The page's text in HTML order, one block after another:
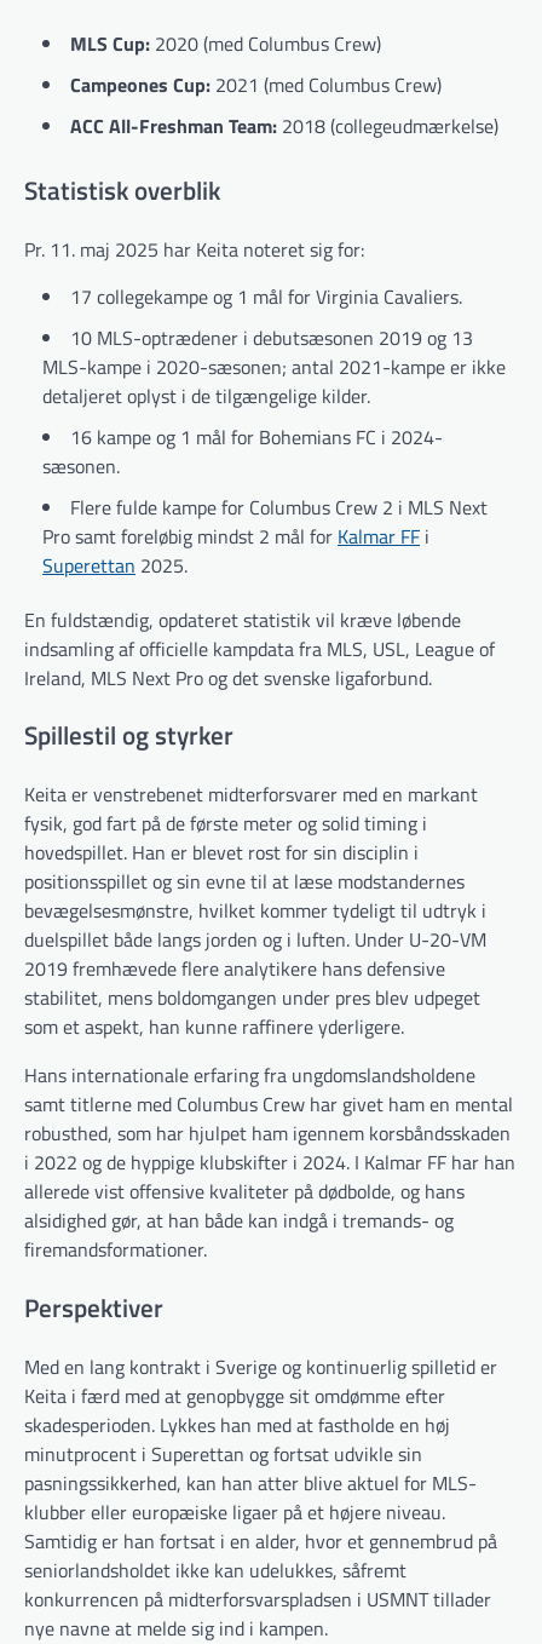
MLS Cup: 2020 (med Columbus Crew)
Campeones Cup: 2021 (med Columbus Crew)
ACC All-Freshman Team: 2018 (collegeudmærkelse)
Statistisk overblik
Pr. 11. maj 2025 har Keita noteret sig for:
17 collegekampe og 1 mål for Virginia Cavaliers.
10 MLS-optrædener i debutsæsonen 2019 og 13
MLS-kampe i 2020-sæsonen; antal 2021-kampe er ikke
detaljeret oplyst i de tilgængelige kilder.
16 kampe og 1 mål for Bohemians FC i 2024-
sæsonen.
Flere fulde kampe for Columbus Crew 2 i MLS Next
Pro samt foreløbig mindst 2 mål for Kalmar FF i
Superettan 2025.
En fuldstændig, opdateret statistik vil kræve løbende
indsamling af officielle kampdata fra MLS, USL, League of
Ireland, MLS Next Pro og det svenske ligaforbund.
Spil­lestil og styrker
Keita er venstrebenet midterforsvarer med en markant
fysik, god fart på de første meter og solid timing i
hovedspillet. Han er blevet rost for sin disciplin i
positionsspillet og sin evne til at læse modstandernes
bevægelsesmønstre, hvilket kommer tydeligt til udtryk i
duelspillet både langs jorden og i luften. Under U-20-VM
2019 fremhævede flere analytikere hans defensive
stabilitet, mens boldomgangen under pres blev udpeget
som et aspekt, han kunne raffinere yderligere.
Hans internationale erfaring fra ungdomslandsholdene
samt titlerne med Columbus Crew har givet ham en mental
robusthed, som har hjulpet ham igennem korsbåndsskaden
i 2022 og de hyppige klubskifter i 2024. I Kalmar FF har han
allerede vist offensive kvaliteter på dødbolde, og hans
alsidighed gør, at han både kan indgå i tremands- og
firemands­formationer.
Perspektiver
Med en lang kontrakt i Sverige og kontinuerlig spilletid er
Keita i færd med at genopbygge sit omdømme efter
skadesperioden. Lykkes han med at fastholde en høj
minutprocent i Superettan og fortsat udvikle sin
pasningssikkerhed, kan han atter blive aktuel for MLS-
klubber eller europæiske ligaer på et højere niveau.
Samtidig er han fortsat i en alder, hvor et gennembrud på
seniorlandsholdet ikke kan udelukkes, såfremt
konkurrencen på midterforsvars­pladsen i USMNT tillader
nye navne at melde sig ind i kampen.